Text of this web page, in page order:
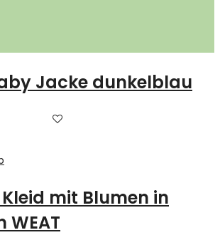
Jacke dunkelblau
mit Blumen in
WEAT